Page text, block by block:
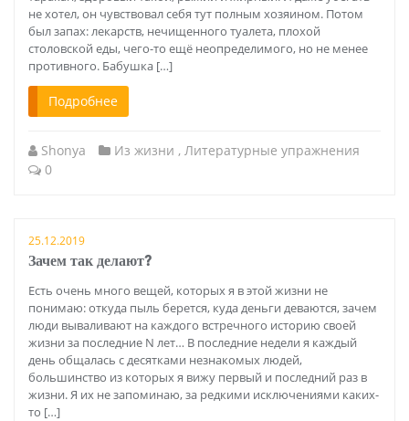
не хотел, он чувствовал себя тут полным хозяином. Потом
был запах: лекарств, нечищенного туалета, плохой
столовской еды, чего-то ещё неопределимого, но не менее
противного. Бабушка […]
Подробнее
Shonya Из жизни , Литературные упражнения
0
25.12.2019
Зачем так делают?
Есть очень много вещей, которых я в этой жизни не
понимаю: откуда пыль берется, куда деньги деваются, зачем
люди вываливают на каждого встречного историю своей
жизни за последние N лет… В последние недели я каждый
день общалась с десятками незнакомых людей,
большинство из которых я вижу первый и последний раз в
жизни. Я их не запоминаю, за редкими исключениями каких-
то […]